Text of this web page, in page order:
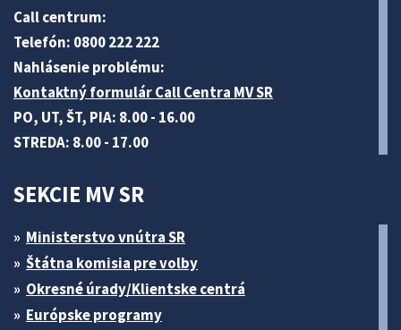
Call centrum:
Telefón: 0800 222 222
Nahlásenie problému:
Kontaktný formulár Call Centra MV SR
PO, UT, ŠT, PIA: 8.00 - 16.00
STREDA: 8.00 - 17.00
SEKCIE MV SR
Ministerstvo vnútra SR
Štátna komisia pre volby
Okresné úrady/Klientske centrá
Európske programy